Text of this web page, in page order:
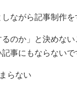
ながら記事制作を
のか」と決めな
事にもならない
らない